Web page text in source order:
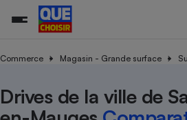
Commerce Magasin - Grande surface
Drives de la ville de
Toutes les actualités
Tous les services
Tous nos combats
L’association